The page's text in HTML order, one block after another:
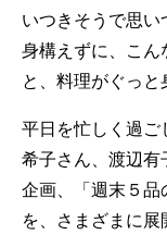
いつきそうで思い
身構えずに、こん
と、料理がぐっと
平日を忙しく過ご
希子さん、渡辺有
企画、「週末５品
を、さまざまに展